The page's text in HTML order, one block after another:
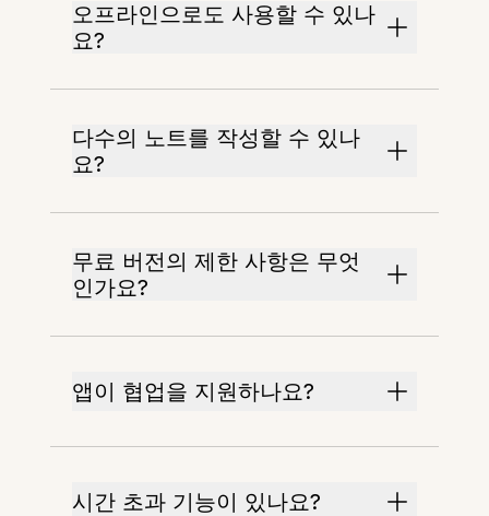
오프라인으로도 사용할 수 있나
요?
다수의 노트를 작성할 수 있나
요?
무료 버전의 제한 사항은 무엇
인가요?
앱이 협업을 지원하나요?
시간 초과 기능이 있나요?